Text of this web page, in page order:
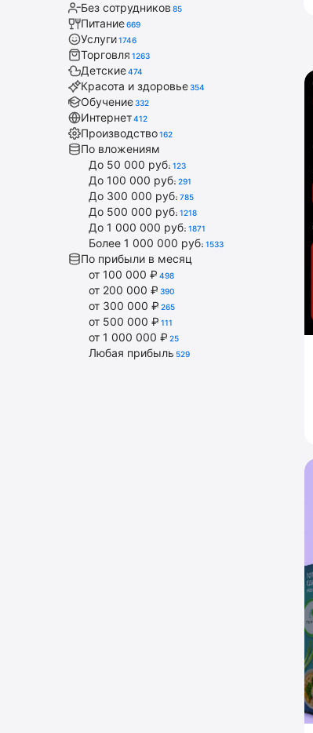
Без сотрудников 85
Питание669
Услуги1746
Торговля 1263
Детские474
Красота и здоровье354
Обучение332
Интернет412
Производство162
По вложениям
До 50 000 руб. 123
До 100 000 руб. 291
До 300 000 руб. 785
До 500 000 руб. 1218
До 1 000 000 руб. 1871
Более 1 000 000 руб. 1533
По прибыли в месяц
от 100 000 ₽ 498
от 200 000 ₽ 390
от 300 000 ₽ 265
от 500 000 ₽ 111
от 1 000 000 ₽ 25
Любая прибыль 529